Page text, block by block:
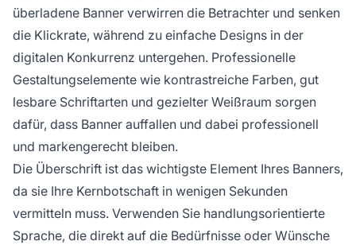
überladene Banner verwirren die Betrachter und senken
die Klickrate, während zu einfache Designs in der
digitalen Konkurrenz untergehen. Professionelle
Gestaltungselemente wie kontrastreiche Farben, gut
lesbare Schriftarten und gezielter Weißraum sorgen
dafür, dass Banner auffallen und dabei professionell
und markengerecht bleiben.
Die Überschrift ist das wichtigste Element Ihres Banners,
da sie Ihre Kernbotschaft in wenigen Sekunden
vermitteln muss. Verwenden Sie handlungsorientierte
Sprache, die direkt auf die Bedürfnisse oder Wünsche